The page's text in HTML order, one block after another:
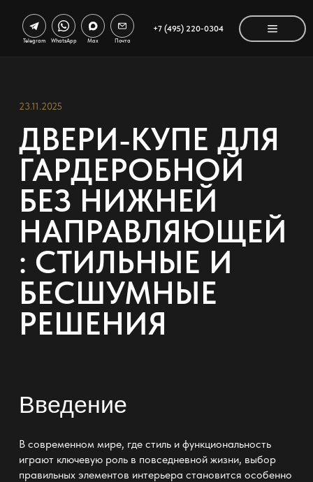
+7 (495) 220-0304
Telegram WhatsApp Max Почта
23.11.2025
ДВЕРИ-КУПЕ ДЛЯ
ГАРДЕРОБНОЙ
БЕЗ НИЖНЕЙ
НАПРАВЛЯЮЩЕЙ
: СТИЛЬНЫЕ И
БЕСШУМНЫЕ
РЕШЕНИЯ
Введение
В современном мире, где стиль и функциональность
играют ключевую роль в повседневной жизни, выбор
правильных элементов интерьера становится особенно